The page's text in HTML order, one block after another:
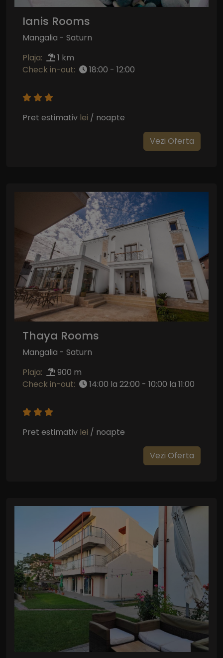
Ianis Rooms
Mangalia - Saturn
Plaja:
1 km
Check in-out:
18:00 - 12:00
Pret estimativ lei / noapte
Vezi Oferta
Thaya Rooms
Mangalia - Saturn
Plaja:
900 m
Check in-out:
14:00 la 22:00 - 10:00 la 11:00
Pret estimativ lei / noapte
Vezi Oferta